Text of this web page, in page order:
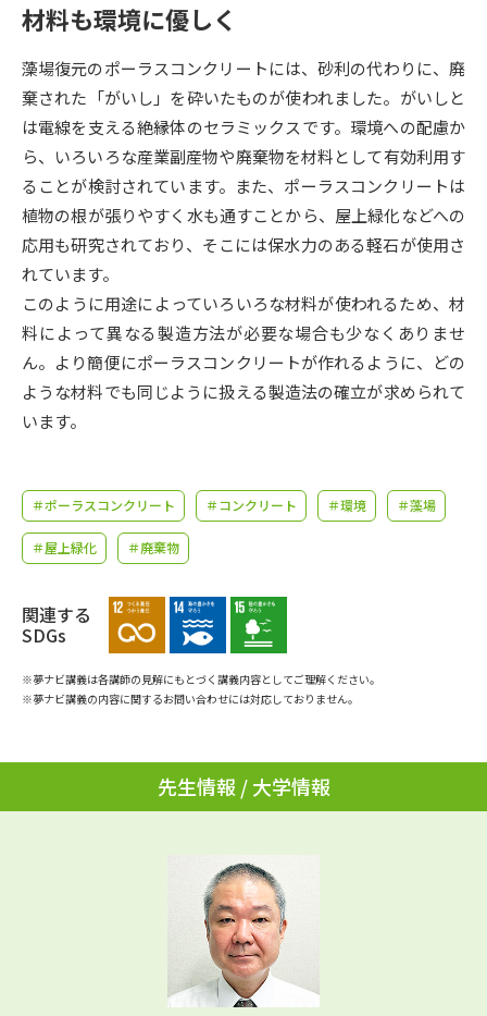
志望校・出願校を調べる
併願校選び 受験スケジュールを立てよう
先輩が入学を決めた理由 テレメール全国一斉進学調査
新生活お役立ちガイド
学問発見 学問検索
学問のミニ講義「夢ナビ講義」
夢ナビライブ
ユーザーサポート
資料の料金の
受付内容・発送状況の確認
テレメール進学カタログ
訂正のご案内
材料も環境に優しく
藻場復元のポーラスコンクリートには、砂利の代わりに、廃
棄された「がいし」を砕いたものが使われました。がいしと
は電線を支える絶縁体のセラミックスです。環境への配慮か
ら、いろいろな産業副産物や廃棄物を材料として有効利用す
ることが検討されています。また、ポーラスコンクリートは
植物の根が張りやすく水も通すことから、屋上緑化などへの
応用も研究されており、そこには保水力のある軽石が使用さ
れています。
このように用途によっていろいろな材料が使われるため、材
料によって異なる製造方法が必要な場合も少なくありませ
ん。より簡便にポーラスコンクリートが作れるように、どの
ような材料でも同じように扱える製造法の確立が求められて
います。
＃ポーラスコンクリート ＃コンクリート ＃環境 ＃藻場
＃屋上緑化 ＃廃棄物
関連する
SDGs
※夢ナビ講義は各講師の見解にもとづく講義内容としてご理解ください。
※夢ナビ講義の内容に関するお問い合わせには対応しておりません。
先生情報 / 大学情報